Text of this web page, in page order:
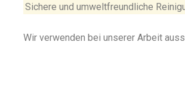
Sichere und umweltfreundliche
Wir verwenden bei unserer Arbeit